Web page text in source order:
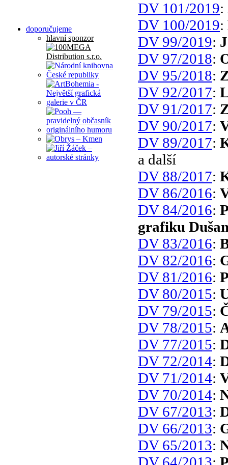
doporučujeme
hlavní sponzor
DV 101/2019:
DV 100/2019:
DV 99/2019:
DV 97/2018:
DV 95/2018:
DV 92/2017:
DV 91/2017:
DV 90/2017:
DV 89/2017:
a další
DV 88/2017:
DV 86/2016:
DV 84/2016:
grafiku
DV 83/2016:
DV 82/2016:
DV 81/2016:
DV 80/2015:
DV 79/2015:
DV 78/2015:
DV 77/2015:
DV 72/2014:
DV 71/2014:
DV 70/2014:
DV 67/2013:
DV 66/2013:
DV 65/2013: